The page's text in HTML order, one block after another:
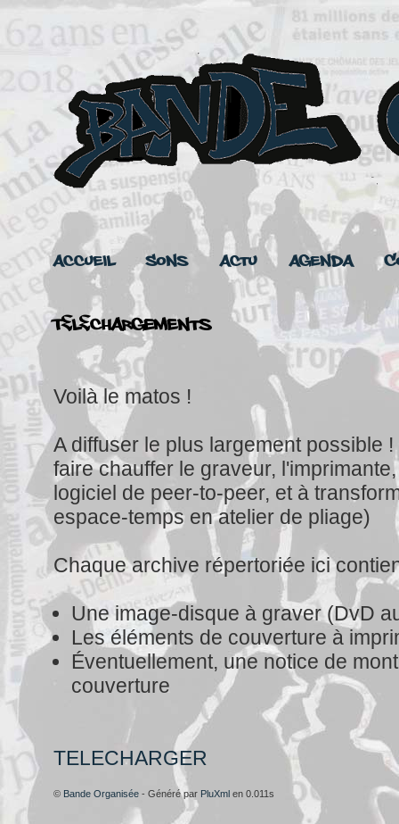
Accueil Sons Actu Agenda
Téléchargements
Voilà le matos !
A diffuser le plus largement possible
faire chauffer le graveur,
logiciel de peer-to-peer, et à
espace-temps en atelier de pliage)
Chaque archive répertoriée ici
Une image-disque à graver (DvD
Les éléments de couverture à
Éventuellement, une notice de
couverture
TELECHARGER
© Bande Organisée - Généré par PluXml en 0.011s